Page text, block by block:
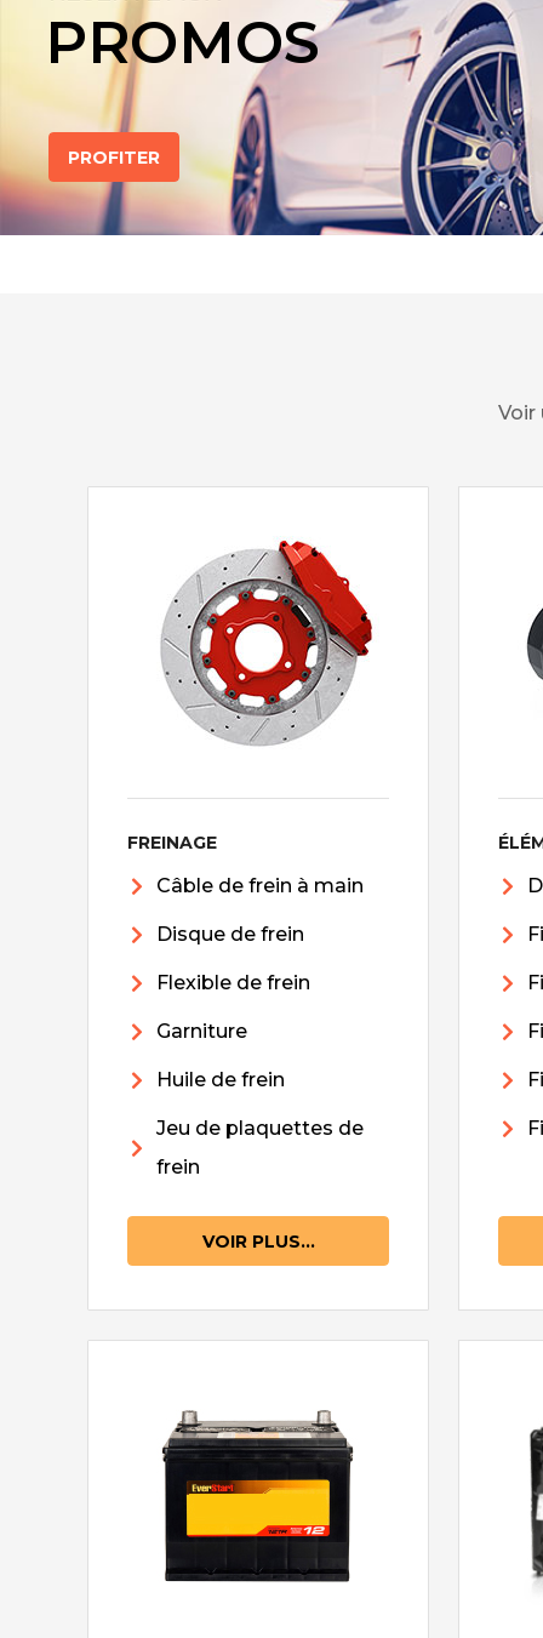
PROMOS
PROFITER
Voir
FREINAGE
Câble de frein à main
Disque de frein
Flexible de frein
Garniture
Huile de frein
Jeu de plaquettes de
frein
VOIR PLUS...